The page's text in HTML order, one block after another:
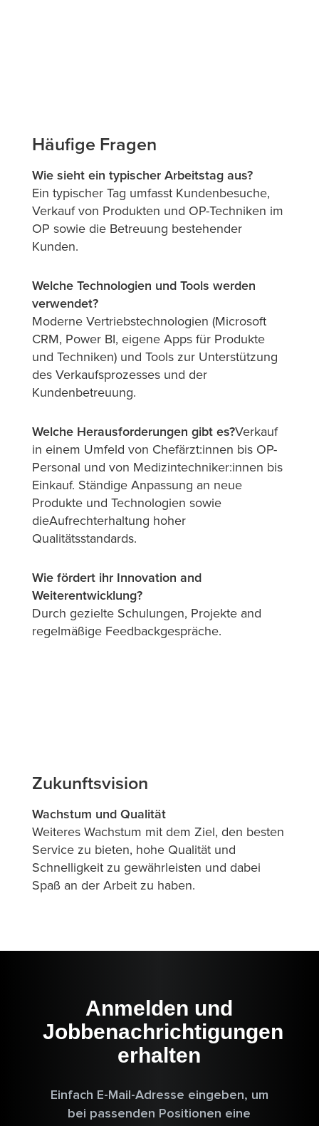
Häufige Fragen
Wie sieht ein typischer Arbeitstag aus?
Ein typischer Tag umfasst Kundenbesuche,
Verkauf von Produkten und OP-Techniken im
OP sowie die Betreuung bestehender
Kunden.
Welche Technologien und Tools werden
verwendet?
Moderne Vertriebstechnologien (Microsoft
CRM, Power BI, eigene Apps für Produkte
und Techniken) und Tools zur Unterstützung
des Verkaufsprozesses und der
Kundenbetreuung.
Welche Herausforderungen gibt es?Verkauf
in einem Umfeld von Chefärzt:innen bis OP-
Personal und von Medizintechniker:innen bis
Einkauf. Ständige Anpassung an neue
Produkte und Technologien sowie
dieAufrechterhaltung hoher
Qualitätsstandards.
Wie fördert ihr Innovation and
Weiterentwicklung?
Durch gezielte Schulungen, Projekte and
regelmäßige Feedbackgespräche.
Zukunftsvision
Wachstum und Qualität
Weiteres Wachstum mit dem Ziel, den besten
Service zu bieten, hohe Qualität und
Schnelligkeit zu gewährleisten und dabei
Spaß an der Arbeit zu haben.
Anmelden und
Jobbenachrichtigungen
erhalten
Einfach E-Mail-Adresse eingeben, um
bei passenden Positionen eine